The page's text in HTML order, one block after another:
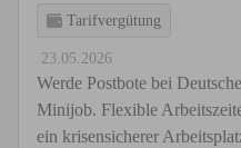
Tarifvergütung
23.05.2026
Werde Postbote bei
Minijob. Flexible
ein krisensicherer